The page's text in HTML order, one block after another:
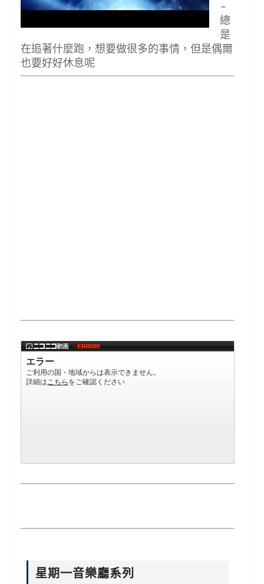
~
總
是
在追著什麼跑，想要做很多的事情，但是偶爾
也要好好休息呢
星期一音樂廳系列